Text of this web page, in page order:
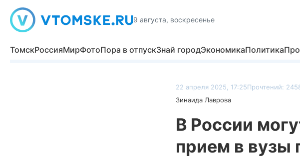
9 августа, воскресенье
ТомскРоссияМирФотоПора в отпускЗнай городЭкономикаПолитика
22 апреля 2025, 17:25Прочтений:
Зинаида Лаврова
В России
прием в вузы